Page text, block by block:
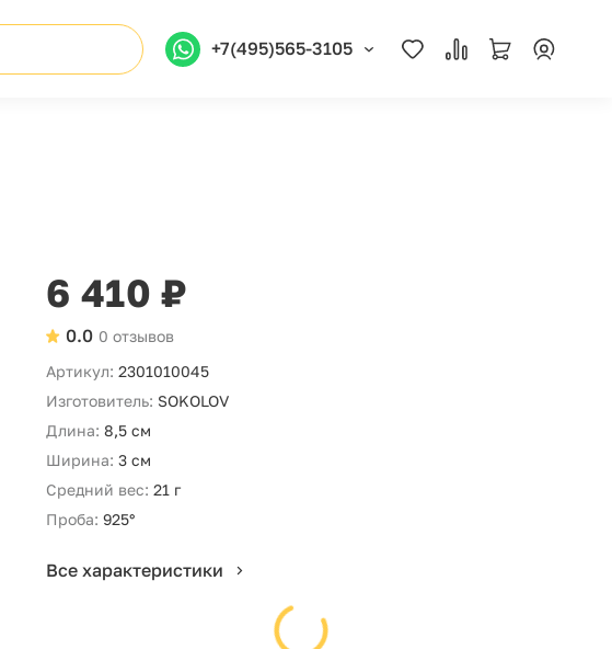
+7(495)565-3105
6 410 ₽
0 отзывов
0.0
Артикул: 2301010045
Изготовитель: SOKOLOV
Длина: 8,5 см
Ширина: 3 см
Средний вес: 21 г
Проба: 925°
Все характеристики